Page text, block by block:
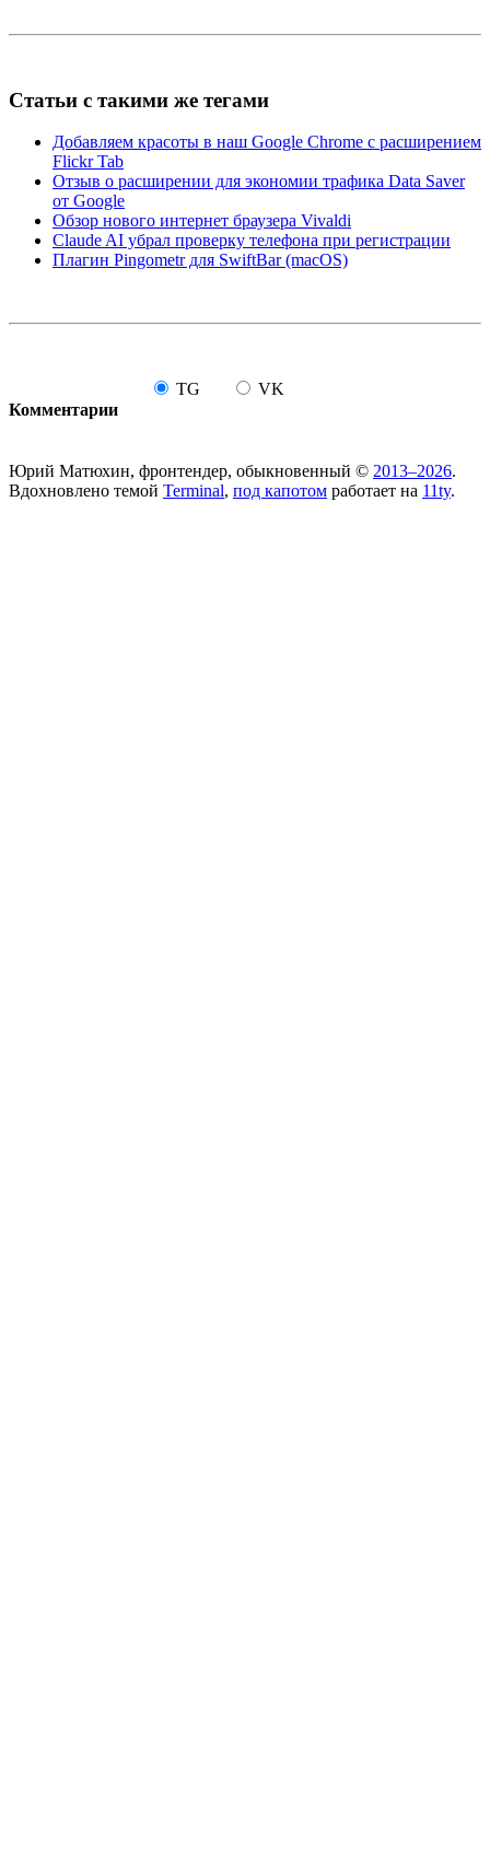
Статьи с такими же тегами
Добавляем красоты в наш Google Chrome с расширением
Flickr Tab
Отзыв о расширении для экономии трафика Data Saver
от Google
Обзор нового интернет браузера Vivaldi
Claude AI убрал проверку телефона при регистрации
Плагин Pingometr для SwiftBar (macOS)
Комментарии
TG VK
Юрий Матюхин, фронтендер, обыкновенный © 2013–2026.
Вдохновлено темой Terminal, под капотом работает на 11ty.